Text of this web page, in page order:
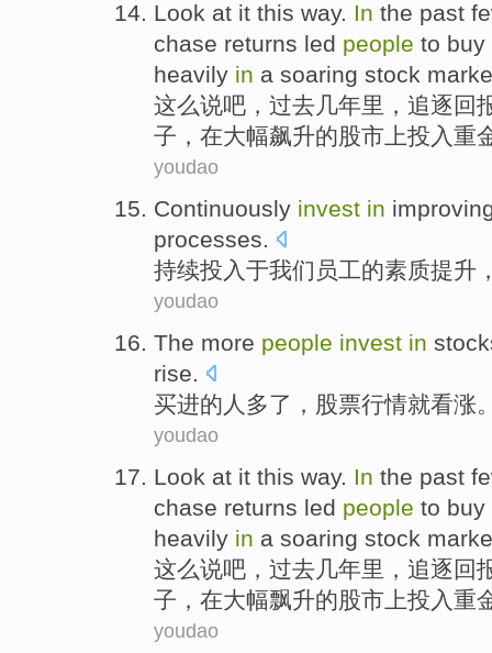
Look at it this way. In the past
chase returns led people to buy
heavily in a soaring stock
这么说吧， 过去 几年里， 追逐 回
子 ， 在大幅飙升的股市 上投入重
youdao
Continuously invest in
processes.
持续投入于我们 员工的素质提升
youdao
The more people invest in
rise.
买进的 人 多了 ， 股票行情就看涨
youdao
Look at it this way. In the past
chase returns led people to buy
heavily in a soaring stock
这么说吧， 过去 几年里， 追逐 回
子 ， 在大幅飘升的股市 上投入重
youdao